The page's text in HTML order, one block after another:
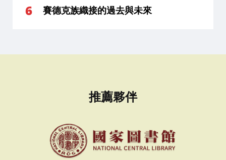
賽德克族織接的過去與未來
推薦夥伴